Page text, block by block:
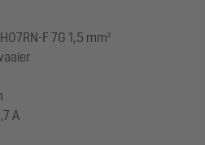
F 7G 1,5 mm²
A